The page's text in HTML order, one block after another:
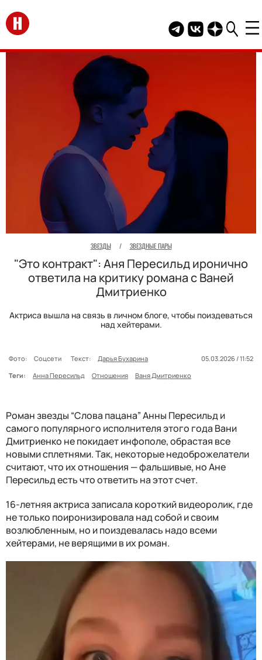
Перейти на главную
Telegram канал
Группа HELLO
Канал
ЗВЕЗДЫ / ЗВЕЗДНЫЕ ПАРЫ
"Это контракт": Аня Пересильд иронично
ответила на критику романа с Ваней
Дмитриенко
Актриса вышла на связь в личном блоге, чтобы поиздеваться
над хейтерами.
Фото: Соцсети Текст: Дарья Бухарина
05.03.2026 / 11:52
Теги:
Анна Пересильд Отношения Ваня Дмитриенко
Роман звезды “Слова пацана” Анны Пересильд и
самого популярного исполнителя этого года Вани
Дмитриенко не покидает инфополе, обрастая все
новыми сплетнями. Так, некоторые недоброжелатели
считают, что их отношения —фальшивые, но Ане
Пересильд есть что ответить на этот счет.
16-летняя актриса записала короткий видеоролик, где
не только поиронизировала над собой и своим
возлюбленным, но и поиздевалась надо всеми
хейтерами, не верящими в их роман.